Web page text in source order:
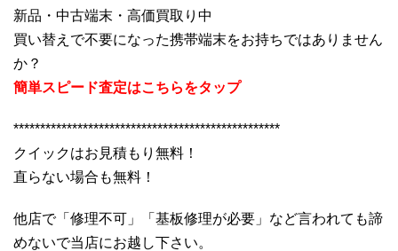
新品・中古端末・高価買取り中
買い替えで不要になった携帯端末をお持ちではありません
か？
簡単スピード査定はこちらをタップ
**************************************************
クイックはお見積もり無料！
直らない場合も無料！
他店で「修理不可」「基板修理が必要」など言われても諦
めないで当店にお越し下さい。